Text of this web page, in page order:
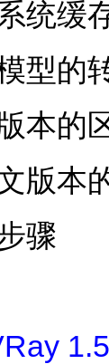
统缓
型的
本的
版本
骤